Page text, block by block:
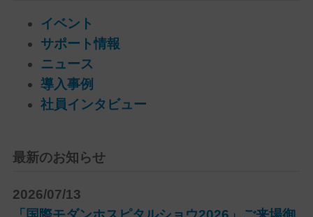
イベント
サポート情報
ニュース
導入事例
社員インタビュー
最新のお知らせ
2026/07/13